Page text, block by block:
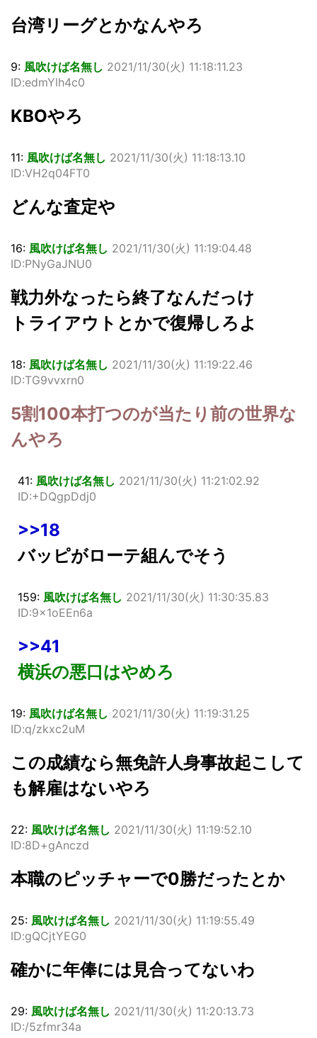
台湾リーグとかなんやろ
9: 風吹けば名無し 2021/11/30(火) 11:18:11.23
ID:edmYlh4c0
KBOやろ
11: 風吹けば名無し 2021/11/30(火) 11:18:13.10
ID:VH2q04FT0
どんな査定や
16: 風吹けば名無し 2021/11/30(火) 11:19:04.48
ID:PNyGaJNU0
戦力外なったら終了なんだっけ
トライアウトとかで復帰しろよ
18: 風吹けば名無し 2021/11/30(火) 11:19:22.46
ID:TG9vvxrn0
5割100本打つのが当たり前の世界な
んやろ
41: 風吹けば名無し 2021/11/30(火) 11:21:02.92
ID:+DQgpDdj0
>>18
バッピがローテ組んでそう
159: 風吹けば名無し 2021/11/30(火) 11:30:35.83
ID:9x1oEEn6a
>>41
横浜の悪口はやめろ
19: 風吹けば名無し 2021/11/30(火) 11:19:31.25
ID:q/zkxc2uM
この成績なら無免許人身事故起こして
も解雇はないやろ
22: 風吹けば名無し 2021/11/30(火) 11:19:52.10
ID:8D+gAnczd
本職のピッチャーで0勝だったとか
25: 風吹けば名無し 2021/11/30(火) 11:19:55.49
ID:gQCjtYEG0
確かに年俸には見合ってないわ
29: 風吹けば名無し 2021/11/30(火) 11:20:13.73
ID:/5zfmr34a